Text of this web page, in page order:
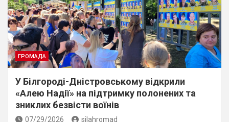
ГРОМАДА
У Білгороді-Дністровському відкрили
«Алею Надії» на підтримку полонених та
зниклих безвісти воїнів
07/29/2026 silahromad